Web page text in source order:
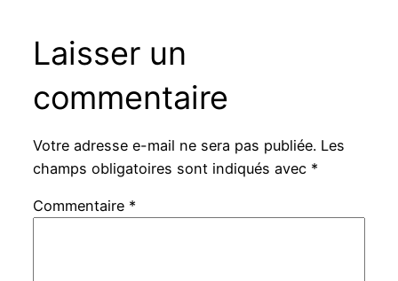
Laisser un
commentaire
Votre adresse e-mail ne sera pas publiée. Les
champs obligatoires sont indiqués avec *
Commentaire *